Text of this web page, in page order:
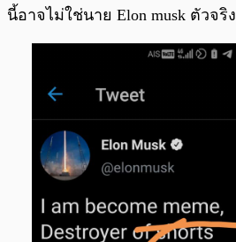
นี้อาจไม่ใช่นาย Elon musk ตัวจริง